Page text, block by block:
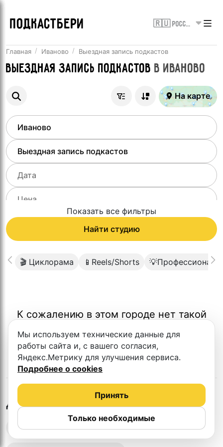
ПОДКАСТБЕРИ 🇷🇺 Россия
Главная Иваново Выездная запись подкастов
Выездная запись подкастов в Иваново
На карте
Показать все фильтры
Найти студию
🎬 Циклорама 📱Reels/Shorts
К сожалению в этом городе нет такой
Другие студии в Иваново
Выездная запись подкастов
Мы используем технические данные для
работы сайта и, с вашего согласия,
Яндекс.Метрику для улучшения сервиса.
Подробнее о cookies
Только необходимые
Принять